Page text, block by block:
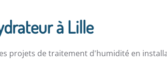
à Lille
projets de traitement d'humidité en